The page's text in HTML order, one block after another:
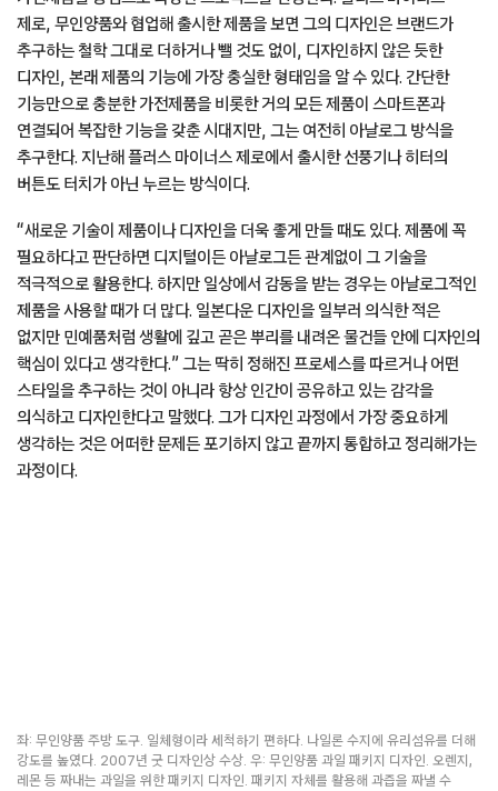
제로, 무인양품와 협업해 출시한 제품을 보면 그의 디자인은 브랜드가
추구하는 철학 그대로 더하거나 뺄 것도 없이, 디자인하지 않은 듯한
디자인, 본래 제품의 기능에 가장 충실한 형태임을 알 수 있다. 간단한
기능만으로 충분한 가전제품을 비롯한 거의 모든 제품이 스마트폰과
연결되어 복잡한 기능을 갖춘 시대지만, 그는 여전히 아날로그 방식을
추구한다. 지난해 플러스 마이너스 제로에서 출시한 선풍기나 히터의
버튼도 터치가 아닌 누르는 방식이다.
“새로운 기술이 제품이나 디자인을 더욱 좋게 만들 때도 있다. 제품에 꼭
필요하다고 판단하면 디지털이든 아날로그든 관계없이 그 기술을
적극적으로 활용한다. 하지만 일상에서 감동을 받는 경우는 아날로그적인
제품을 사용할 때가 더 많다. 일본다운 디자인을 일부러 의식한 적은
없지만 민예품처럼 생활에 깊고 곧은 뿌리를 내려온 물건들 안에 디자인의
핵심이 있다고 생각한다.” 그는 딱히 정해진 프로세스를 따르거나 어떤
스타일을 추구하는 것이 아니라 항상 인간이 공유하고 있는 감각을
의식하고 디자인한다고 말했다. 그가 디자인 과정에서 가장 중요하게
생각하는 것은 어떠한 문제든 포기하지 않고 끝까지 통합하고 정리해가는
과정이다.
좌: 무인양품 주방 도구. 일체형이라 세척하기 편하다. 나일론 수지에 유리섬유를 더해
강도를 높였다. 2007년 굿 디자인상 수상. 우: 무인양품 과일 패키지 디자인. 오렌지,
레몬 등 짜내는 과일을 위한 패키지 디자인. 패키지 자체를 활용해 과즙을 짜낼 수